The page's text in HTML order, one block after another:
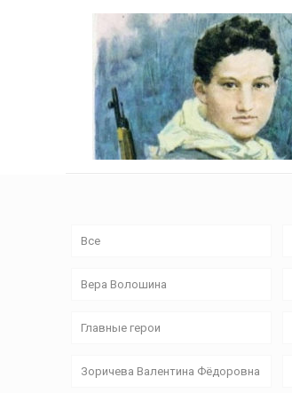
Все
Вера Волошина
Главные герои
Зоричева Валентина Фёдоровна